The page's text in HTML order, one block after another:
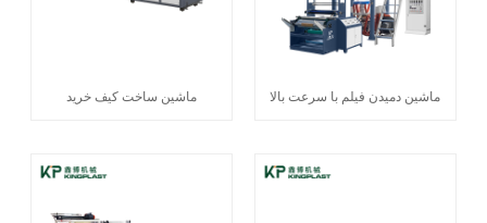
ماشین ساخت کیف خرید ماشین دمیدن فیلم با سرعت بالا